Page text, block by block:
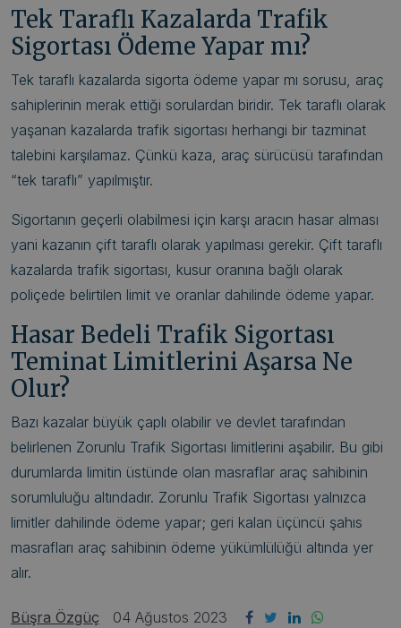
Tek Taraflı Kazalarda Trafik
Sigortası Ödeme Yapar mı?
Tek taraflı kazalarda sigorta ödeme yapar mı sorusu, araç
sahiplerinin merak ettiği sorulardan biridir. Tek taraflı olarak
yaşanan kazalarda trafik sigortası herhangi bir tazminat
talebini karşılamaz. Çünkü kaza, araç sürücüsü tarafından
“tek taraflı” yapılmıştır.
Sigortanın geçerli olabilmesi için karşı aracın hasar alması
yani kazanın çift taraflı olarak yapılması gerekir. Çift taraflı
kazalarda trafik sigortası, kusur oranına bağlı olarak
poliçede belirtilen limit ve oranlar dahilinde ödeme yapar.
Hasar Bedeli Trafik Sigortası
Teminat Limitlerini Aşarsa Ne
Olur?
Bazı kazalar büyük çaplı olabilir ve devlet tarafından
belirlenen Zorunlu Trafik Sigortası limitlerini aşabilir. Bu gibi
durumlarda limitin üstünde olan masraflar araç sahibinin
sorumluluğu altındadır. Zorunlu Trafik Sigortası yalnızca
limitler dahilinde ödeme yapar; geri kalan üçüncü şahıs
masrafları araç sahibinin ödeme yükümlülüğü altında yer
alır.
Büşra Özgüç 04 Ağustos 2023